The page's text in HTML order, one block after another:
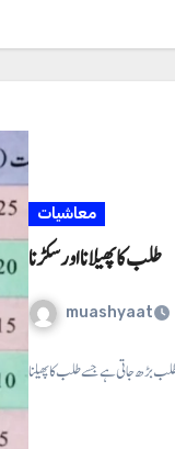
معاشیات
طلب کا پھیلانا اور سکڑنا
muashyaat